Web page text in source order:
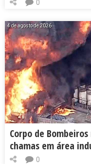
0
4 de agosto de 2026
Corpo de
chamas em área
0